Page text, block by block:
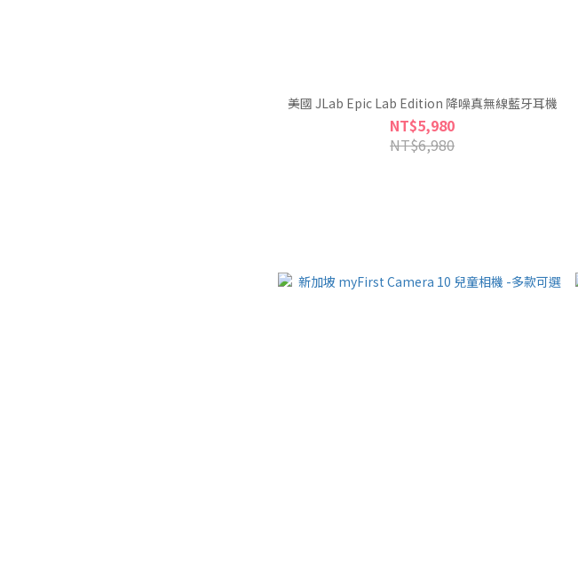
美國 JLab Epic Lab Edition 降噪真無線藍牙耳機
NT$5,980
NT$6,980